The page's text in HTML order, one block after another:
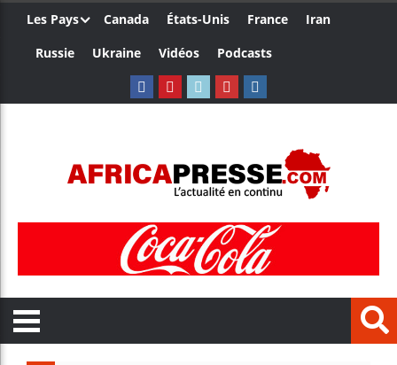
Les Pays Canada États-Unis France
Iran
Russie
Ukraine Vidéos Podcasts